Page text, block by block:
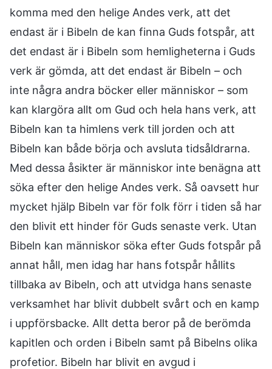
komma med den helige Andes verk, att det
endast är i Bibeln de kan finna Guds fotspår, att
det endast är i Bibeln som hemligheterna i Guds
verk är gömda, att det endast är Bibeln – och
inte några andra böcker eller människor – som
kan klargöra allt om Gud och hela hans verk, att
Bibeln kan ta himlens verk till jorden och att
Bibeln kan både börja och avsluta tidsåldrarna.
Med dessa åsikter är människor inte benägna att
söka efter den helige Andes verk. Så oavsett hur
mycket hjälp Bibeln var för folk förr i tiden så har
den blivit ett hinder för Guds senaste verk. Utan
Bibeln kan människor söka efter Guds fotspår på
annat håll, men idag har hans fotspår hållits
tillbaka av Bibeln, och att utvidga hans senaste
verksamhet har blivit dubbelt svårt och en kamp
i uppförsbacke. Allt detta beror på de berömda
kapitlen och orden i Bibeln samt på Bibelns olika
profetior. Bibeln har blivit en avgud i